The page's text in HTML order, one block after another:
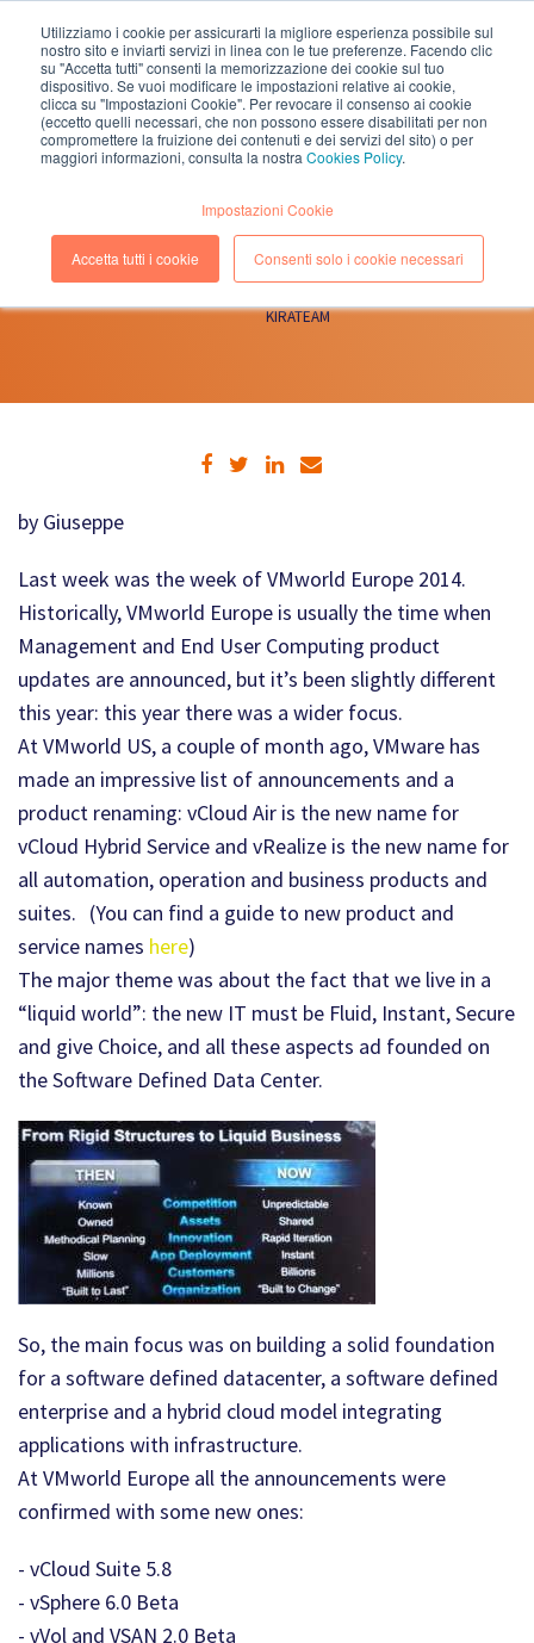
Utilizziamo i cookie per assicurarti la migliore esperienza possibile sul
nostro sito e inviarti servizi in linea con le tue preferenze. Facendo clic
su "Accetta tutti" consenti la memorizzazione dei cookie sul tuo
dispositivo. Se vuoi modificare le impostazioni relative ai cookie,
clicca su "Impostazioni Cookie". Per revocare il consenso ai cookie
(eccetto quelli necessari, che non possono essere disabilitati per non
compromettere la fruizione dei contenuti e dei servizi del sito) o per
maggiori informazioni, consulta la nostra Cookies Policy.
Impostazioni Cookie
Accetta tutti i cookie Consenti solo i cookie necessari
EN IT
VMWORLD EUROPE 2014
KIRATEAM
by Giuseppe
Last week was the week of VMworld Europe 2014.
Historically, VMworld Europe is usually the time when
Management and End User Computing product
updates are announced, but it’s been slightly different
this year: this year there was a wider focus.
At VMworld US, a couple of month ago, VMware has
made an impressive list of announcements and a
product renaming: vCloud Air is the new name for
vCloud Hybrid Service and vRealize is the new name for
all automation, operation and business products and
suites. (You can find a guide to new product and
service names here)
The major theme was about the fact that we live in a
“liquid world”: the new IT must be Fluid, Instant, Secure
and give Choice, and all these aspects ad founded on
the Software Defined Data Center.
So, the main focus was on building a solid foundation
for a software defined datacenter, a software defined
enterprise and a hybrid cloud model integrating
applications with infrastructure.
At VMworld Europe all the announcements were
confirmed with some new ones:
- vCloud Suite 5.8
- vSphere 6.0 Beta
- vVol and VSAN 2.0 Beta